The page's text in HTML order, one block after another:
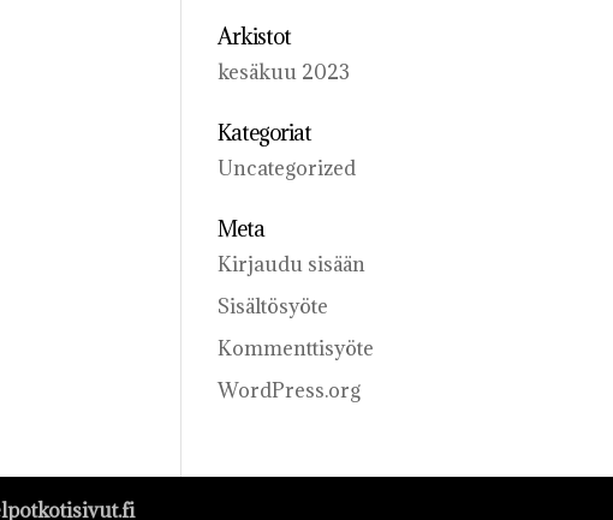
Arkistot
kesäkuu 2023
Kategoriat
Uncategorized
Meta
Kirjaudu sisään
Sisältösyöte
Kommenttisyöte
WordPress.org